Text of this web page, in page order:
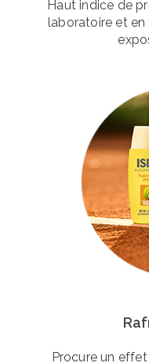
Haut indice de
laboratoire et
Procure un